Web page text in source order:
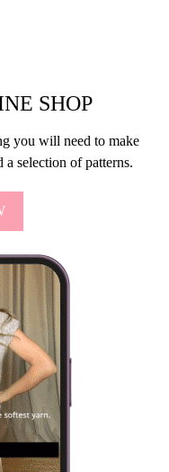
SHOP
you will need to make
selection of patterns.